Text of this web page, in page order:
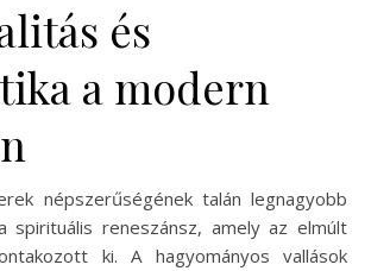
és
a modern
népszerűségének talán legnagyobb
spirituális reneszánsz, amely az elmúlt
ki. A hagyományos vallások